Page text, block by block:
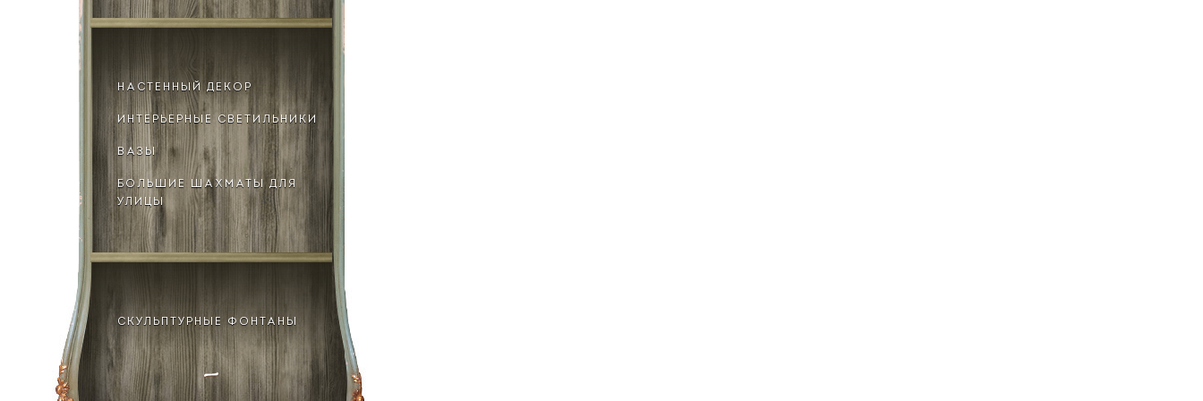
НАСТЕННЫЙ ДЕКОР
ИНТЕРЬЕРНЫЕ СВЕТИЛЬНИКИ
ВАЗЫ
БОЛЬШИЕ ШАХМАТЫ ДЛЯ
УЛИЦЫ
СКУЛЬПТУРНЫЕ ФОНТАНЫ